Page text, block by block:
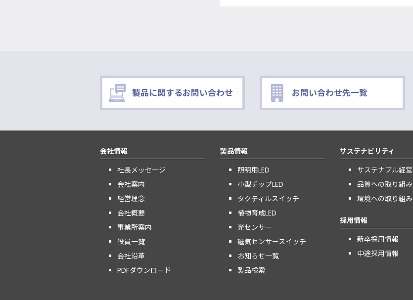
製品に関するお問い合わせ お問い合わせ先一覧
会社情報
社長メッセージ
会社案内
経営理念
会社概要
事業所案内
役員一覧
会社沿革
PDFダウンロード
製品情報
照明用LED
小型チップLED
タクティルスイッチ
植物育成LED
光センサー
磁気センサースイッチ
お知らせ一覧
製品検索
サステナビリティ
サステナブル経営
品質への取り組み
環境への取り組み
採用情報
新卒採用情報
中途採用情報